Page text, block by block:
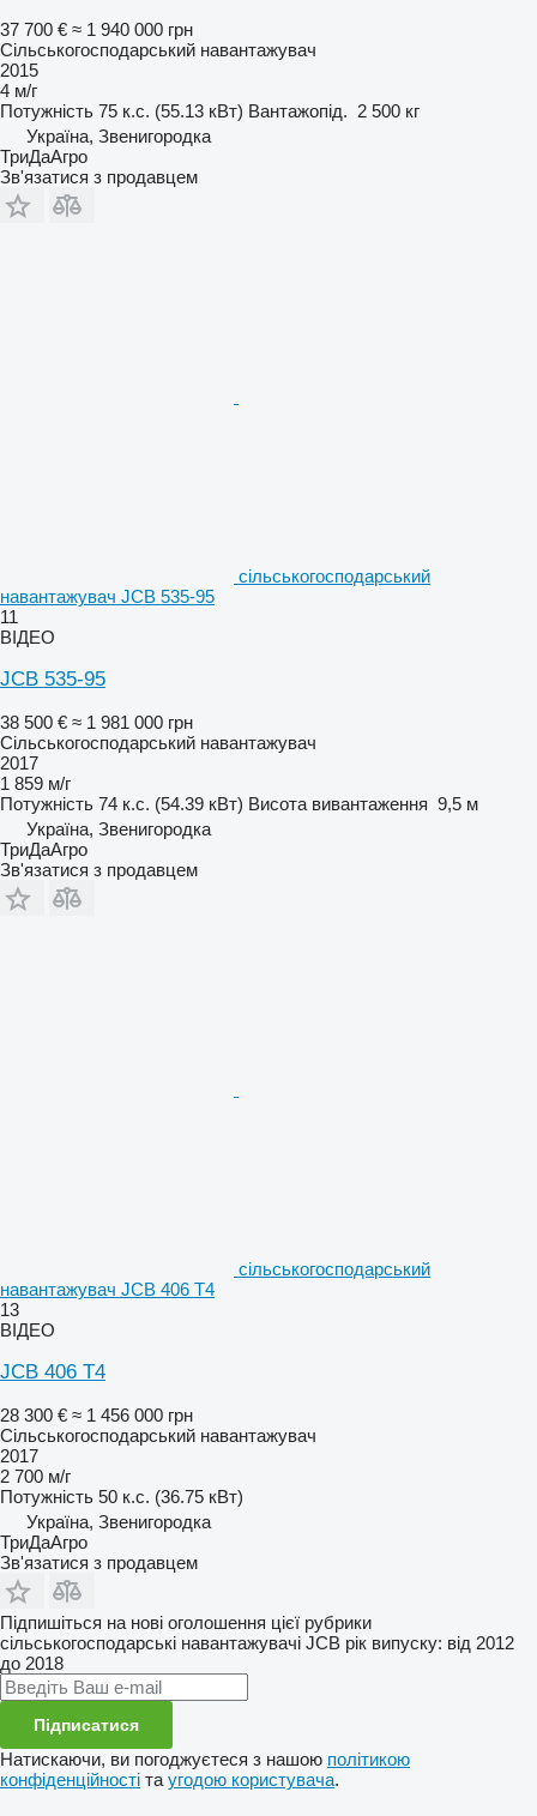
37 700 € ≈ 1 940 000 грн
Сільськогосподарський навантажувач
2015
4 м/г
Потужність 75 к.с. (55.13 кВт) Вантажопід. 2 500 кг
Україна, Звенигородка
ТриДаАгро
Зв'язатися з продавцем
сільськогосподарський
навантажувач JCB 535-95
11
ВІДЕО
JCB 535-95
38 500 € ≈ 1 981 000 грн
Сільськогосподарський навантажувач
2017
1 859 м/г
Потужність 74 к.с. (54.39 кВт) Висота вивантаження 9,5 м
Україна, Звенигородка
ТриДаАгро
Зв'язатися з продавцем
сільськогосподарський
навантажувач JCB 406 T4
13
ВІДЕО
JCB 406 T4
28 300 € ≈ 1 456 000 грн
Сільськогосподарський навантажувач
2017
2 700 м/г
Потужність 50 к.с. (36.75 кВт)
Україна, Звенигородка
ТриДаАгро
Зв'язатися з продавцем
Підпишіться на нові оголошення цієї рубрики
сільськогосподарські навантажувачі JCB рік випуску: від 2012
до 2018
Підписатися
Натискаючи, ви погоджуєтеся з нашою політикою
конфіденційності та угодою користувача.